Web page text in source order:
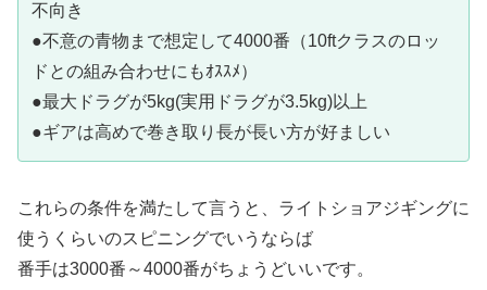
不向き
●不意の青物まで想定して4000番（10ftクラスのロッ
ドとの組み合わせにもｵｽｽﾒ）
●最大ドラグが5kg(実用ドラグが3.5kg)以上
●ギアは高めで巻き取り長が長い方が好ましい
これらの条件を満たして言うと、ライトショアジギングに
使うくらいのスピニングでいうならば
番手は3000番～4000番がちょうどいいです。